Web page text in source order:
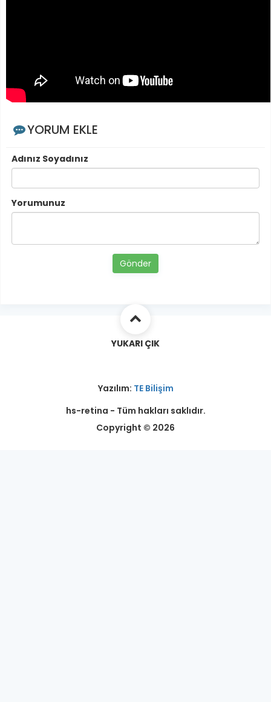
YORUM EKLE
Adınız Soyadınız
Yorumunuz
Gönder
YUKARI ÇIK
Yazılım: TE Bilişim
hs-retina - Tüm hakları saklıdır.
Copyright © 2026